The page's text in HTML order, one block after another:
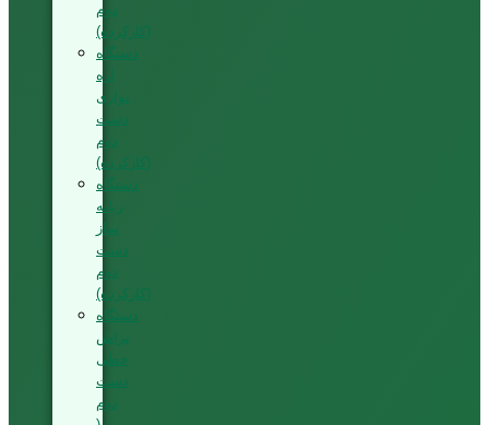
دوم
(کارکرده)
دستگاه
اره
نواری
دست
دوم
(کارکرده)
دستگاه
زبانه
ساز
دست
دوم
(کارکرده)
دستگاه
تراش
خطی
دست
دوم